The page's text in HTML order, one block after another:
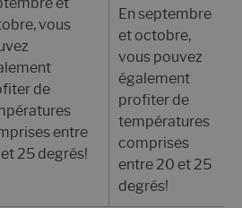
vous
de
entre
25 degrés!
En septembre
et octobre,
vous pouvez
également
profiter de
températures
comprises
entre 20 et 25
degrés!